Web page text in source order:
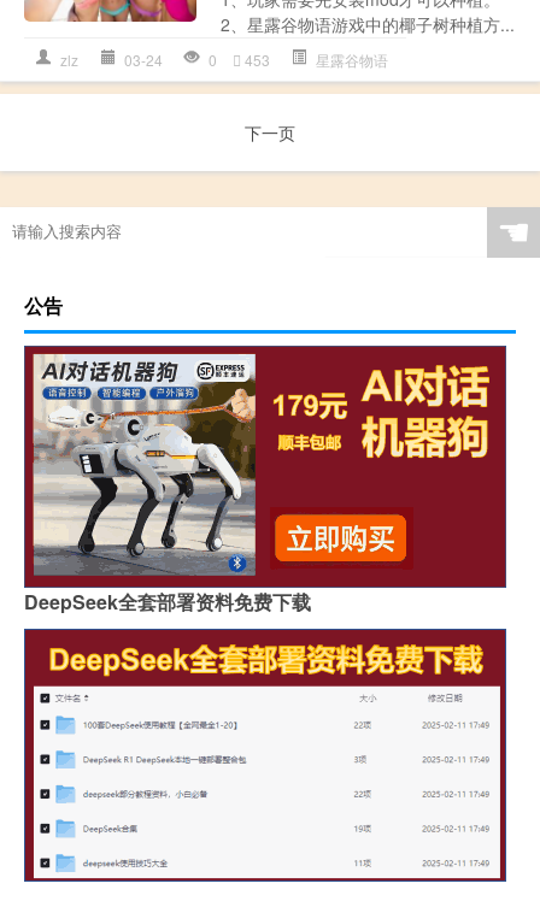
2、星露谷物语游戏中的椰子树种植方...
zlz 03-24 0 453 星露谷物语
下一页
☚
公告
DeepSeek全套部署资料免费下载